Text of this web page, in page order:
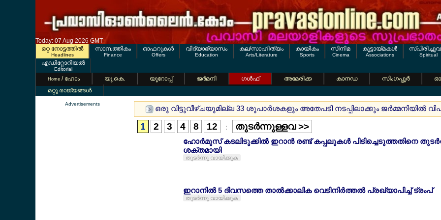
Today: 07 Aug 2026 GMT
ഒറ്റ നോട്ടത്തില്‍
Headlines
സാമ്പത്തികം
Finance
ഓഫറുകള്‍
Offers
വിദ്യാഭ്യാസം
Education
കല/സാഹിത്യം
Arts/Literature
കായികം
Sports
സിനിമ
Cinema
കൂട്ടായ്മകള്‍
Associations Spiritual
എഡിറ്റോറിയല്‍
Editorial
Home / ഹോം യൂ.കെ. യൂറോപ്പ് ജര്‍മനി ഗള്‍ഫ് അമേരിക്ക കാനഡ സിംഗപ്പൂര്‍
മറ്റു രാജ്യങ്ങള്‍
Advertisements
ഒരു വിട്ടുവീഴ്ചയുമില്ല 33 ശുപാര്‍ശകളും അതേപടി നടപ്പിലാക്കും
1 2 3 4 8 12 : തുടര്‍ന്നുള്ളവ >>
ഹോര്‍മുസ് കടലിടുക്കില്‍ ഇറാന്‍ രണ്ട് കപ്പലുകള്‍ പിടിച്ചെടുത്തതിനെ
ശക്തമായി
തുടര്‍ന്നു വായിക്കുക
ഇറാനില്‍ 5 ദിവസത്തെ താല്‍ക്കാലിക വെടിനിര്‍ത്തല്‍ പ്രഖ്യാപിച്ച് ട്രംപ്
തുടര്‍ന്നു വായിക്കുക